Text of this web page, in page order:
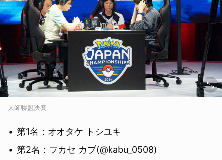
大師聯盟決賽
第1名：オオタケ トシユキ
第2名：フカセ カブ(@kabu_0508)